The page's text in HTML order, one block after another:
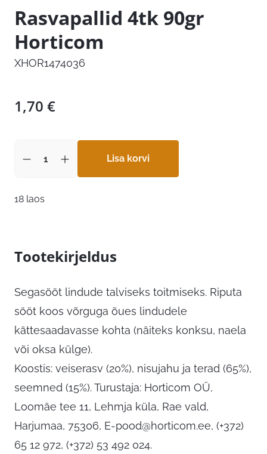
Rasvapallid 4tk 90gr
Horticom
XHOR1474036
1,70 €
Lisa korvi
18 laos
Tootekirjeldus
Segasööt lindude talviseks toitmiseks. Riputa
sööt koos võrguga õues lindudele
kättesaadavasse kohta (näiteks konksu, naela
või oksa külge).
Koostis: veiserasv (20%), nisujahu ja terad (65%),
seemned (15%). Turustaja: Horticom OÜ,
Loomäe tee 11, Lehmja küla, Rae vald,
Harjumaa, 75306, E-pood@horticom.ee, (+372)
65 12 972, (+372) 53 492 024.